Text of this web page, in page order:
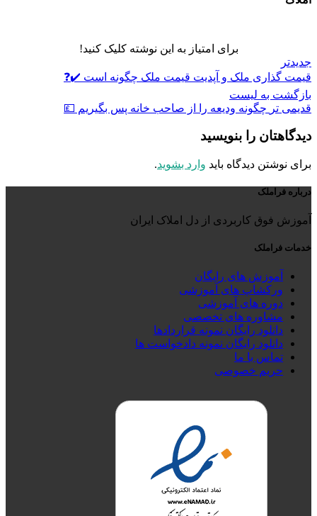
برای امتیاز به این نوشته کلیک کنید!
جدیدتر
قیمت گذاری ملک و آپدیت قیمت ملک چگونه است ✔️❓
بازگشت به لیست
قدیمی تر چگونه ودیعه را از صاحب خانه پس بگیریم 💷
دیدگاهتان را بنویسید
برای نوشتن دیدگاه باید وارد بشوید.
درباره فراملک
آموزش فوق کاربردی از دل املاک ایران
خدمات فراملک
آموزش های رایگان
ورکشاپ های آموزشی
دوره های آموزشی
مشاوره های تخصصی
دانلود رایگان نمونه قراردادها
دانلود رایگان نمونه دادخواست ها
تماس با ما
حریم خصوصی